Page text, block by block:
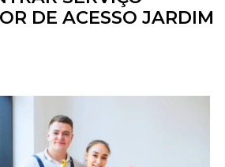
DE ACESSO JARDIM